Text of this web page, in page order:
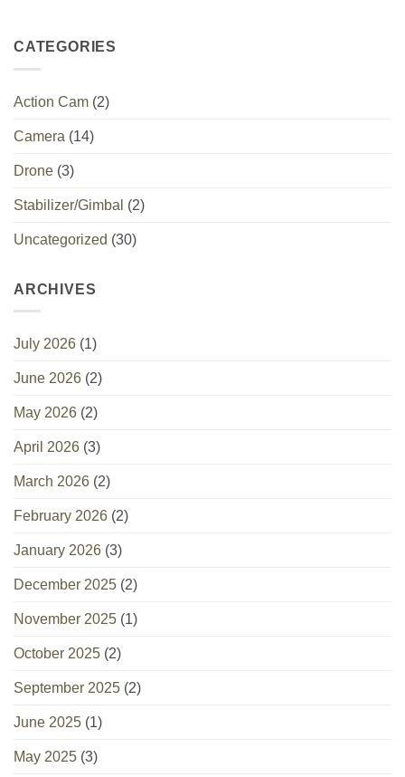
dengan
DJI
Osmo
Generasi
Vlogger
CATEGORIES
Action Cam (2)
Camera (14)
Drone (3)
Stabilizer/Gimbal (2)
Uncategorized (30)
ARCHIVES
July 2026 (1)
June 2026 (2)
May 2026 (2)
April 2026 (3)
March 2026 (2)
February 2026 (2)
January 2026 (3)
December 2025 (2)
November 2025 (1)
October 2025 (2)
September 2025 (2)
June 2025 (1)
May 2025 (3)